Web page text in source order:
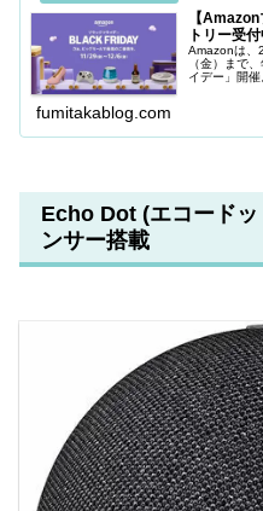
【
トリー受付
Amazonは、
（金）まで
イデー」開催
fumitakablog.com
Echo Dot (エコード
ンサー搭載